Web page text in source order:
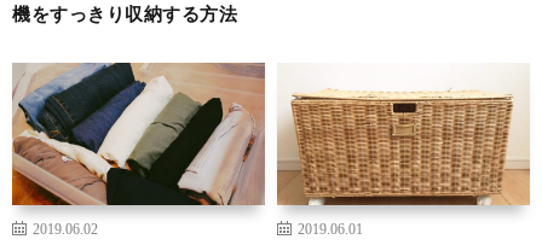
機をすっきり収納する方法
2019.06.02 2019.06.01